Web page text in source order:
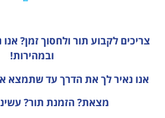
צריכים לקבוע תור ולחסוך זמן?
ובמהירות!
אנו נאיר לך את הדרך עד שתמצא
מצאת? הזמנת תור?